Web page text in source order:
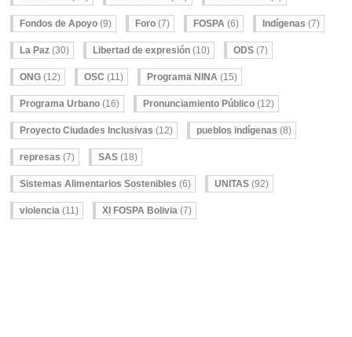
Fondos de Apoyo (9) Foro (7) FOSPA (6) Indígenas (7)
La Paz (30) Libertad de expresión (10) ODS (7)
ONG (12) OSC (11) Programa NINA (15)
Programa Urbano (16) Pronunciamiento Público (12)
Proyecto Ciudades Inclusivas (12) pueblos indígenas (8)
represas (7) SAS (18)
Sistemas Alimentarios Sostenibles (6) UNITAS (92)
violencia (11) XI FOSPA Bolivia (7)